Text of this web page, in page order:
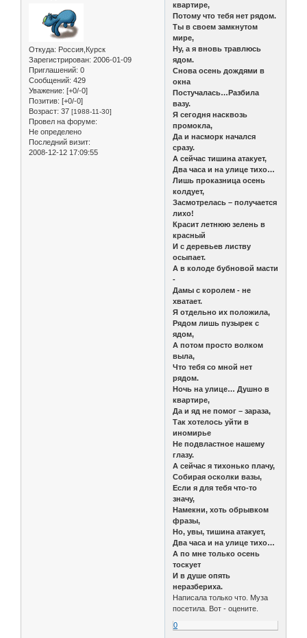
Откуда: Россия,Курск
Зарегистрирован: 2006-01-09
Приглашений: 0
Сообщений: 429
Уважение: [+0/-0]
Позитив: [+0/-0]
Возраст: 37 [1988-11-30]
Провел на форуме:
Не определено
Последний визит:
2008-12-12 17:09:55
квартире,
Потому что тебя нет рядом.
Ты в своем замкнутом
мире,
Ну, а я вновь травлюсь
ядом.
Снова осень дождями в
окна
Постучалась…Разбила
вазу.
Я сегодня насквозь
промокла,
Да и насморк начался
сразу.
А сейчас тишина атакует,
Два часа и на улице тихо…
Лишь проказница осень
колдует,
Засмотрелась – получается
лихо!
Красит летнюю зелень в
красный
И с деревьев листву
осыпает.
А в колоде бубновой масти
-
Дамы с королем - не
хватает.
Я отдельно их положила,
Рядом лишь пузырек с
ядом,
А потом просто волком
выла,
Что тебя со мной нет
рядом.
Ночь на улице… Душно в
квартире,
Да и яд не помог – зараза,
Так хотелось уйти в
иномирье
Не подвластное нашему
глазу.
А сейчас я тихонько плачу,
Собирая осколки вазы,
Если я для тебя что-то
значу,
Намекни, хоть обрывком
фразы,
Но, увы, тишина атакует,
Два часа и на улице тихо…
А по мне только осень
тоскует
И в душе опять
неразбериха.
Написала только что. Муза
посетила. Вот - оцените.
0